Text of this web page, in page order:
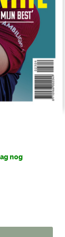
nog